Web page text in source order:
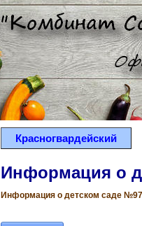
Красногвардейский
Информация о
Информация о детском саде №97